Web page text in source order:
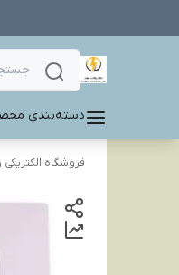
دسته‌بندی
فروشگاه الکتریکی